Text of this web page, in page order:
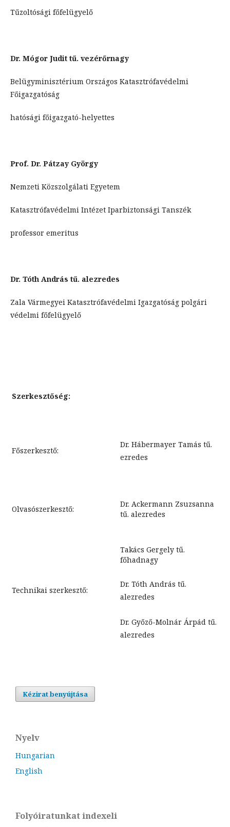
Tűzoltósági főfelügyelő
Dr. Mógor Judit tű. vezérőrnagy
Belügyminisztérium Országos Katasztrófavédelmi
Főigazgatóság
hatósági főigazgató-helyettes
Prof. Dr. Pátzay György
Nemzeti Közszolgálati Egyetem
Katasztrófavédelmi Intézet Iparbiztonsági Tanszék
professor emeritus
Dr. Tóth András tű. alezredes
Zala Vármegyei Katasztrófavédelmi Igazgatóság polgári
védelmi főfelügyelő
Szerkesztőség:
Főszerkesztő:
Dr. Hábermayer Tamás tű.
ezredes
Olvasószerkesztő:
Dr. Ackermann Zsuzsanna
tű. alezredes
Takács Gergely tű.
főhadnagy
Technikai szerkesztő:
Dr. Tóth András tű.
alezredes
Dr. Győző-Molnár Árpád tű.
alezredes
Kézirat benyújtása
Nyelv
Hungarian
English
Folyóiratunkat indexeli